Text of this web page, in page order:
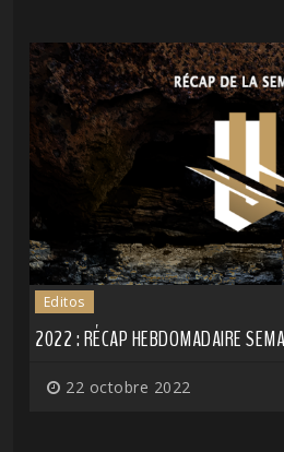
Editos
2022 : RÉCAP HEBDOMADAIRE
22 octobre 2022